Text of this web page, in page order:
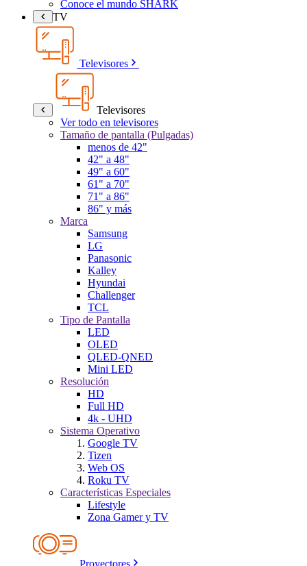
Conoce el mundo SHARK
TV
Televisores
Televisores
Ver todo en televisores
Tamaño de pantalla (Pulgadas)
menos de 42"
42" a 48"
49" a 60"
61" a 70"
71" a 86"
86" y más
Marca
Samsung
LG
Panasonic
Kalley
Hyundai
Challenger
TCL
Tipo de Pantalla
LED
OLED
QLED-QNED
Mini LED
Resolución
HD
Full HD
4k - UHD
Sistema Operativo
Google TV
Tizen
Web OS
Roku TV
Características Especiales
Lifestyle
Zona Gamer y TV
Proyectores